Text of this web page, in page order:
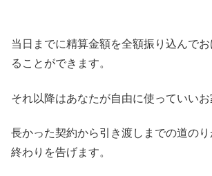
当日までに精算金額を全額振り込んで
ることができます。
それ以降はあなたが自由に使っていいお
長かった契約から引き渡しまでの道の
終わりを告げます。